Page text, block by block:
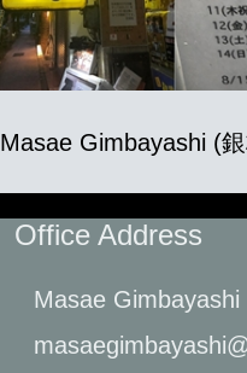
Masae Gimbayashi (
Office Address
Masae